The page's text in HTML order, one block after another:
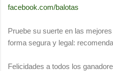
facebook.com/balotas
Pruebe su suerte en las
forma segura y legal:
Felicidades a todos los